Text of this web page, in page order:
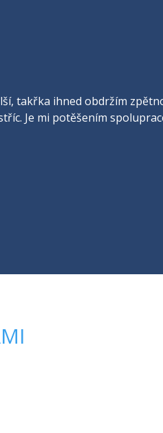
takřka ihned obdržím
Je mi potěšením